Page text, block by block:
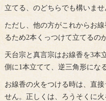
立てる、のどちらでも構いませ
ただし、他の方がこれからお
るため2本くっつけて立てるの
天台宗と真言宗はお線香を3本
側に1本立てて、逆三角形にな
お線香の火をつける時は、直
せん。正しくは、ろうそくに